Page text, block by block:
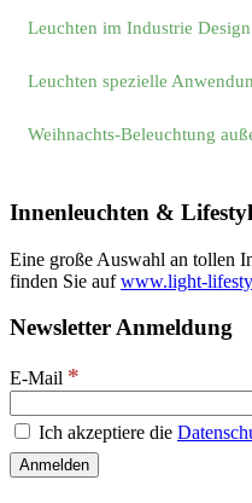
Leuchten im Industrie Design
Leuchten spezielle
Weihnachts-Beleuchtung
Innenleuchten &
Eine große Auswahl an tollen
finden Sie aufwww.light-
Newsletter Anmeldung
E-Mail *
Ich akzeptiere die